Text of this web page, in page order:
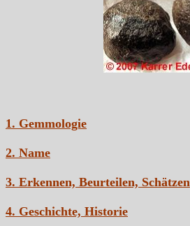
1. Gemmologie
2. Name
3. Erkennen, Beurteilen, Schätzen
4. Geschichte, Historie